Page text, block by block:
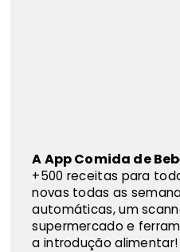
A App Comida de
+500 receitas para
novas todas as
automáticas, um
supermercado e
a introdução alimentar!